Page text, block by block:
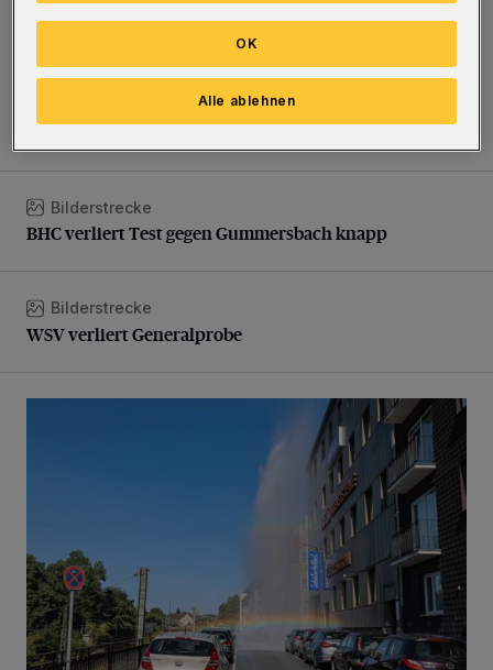
Sommer in der Elberfelder City
BHC verliert Test gegen Gummersbach knapp
Bilderstrecke
BHC verliert Test gegen Gummersbach knapp
WSV verliert Generalprobe
Bilderstrecke
WSV verliert Generalprobe
Alle ablehnen
OK